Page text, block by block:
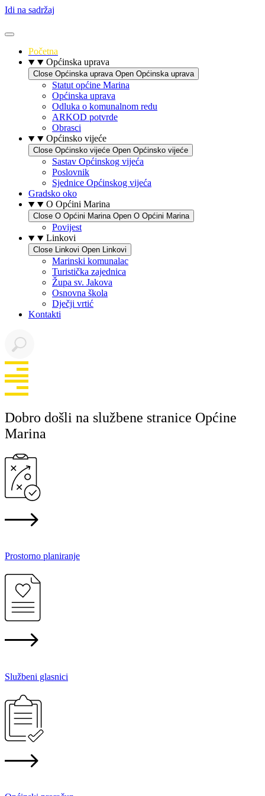
Idi na sadržaj
Početna
Općinska uprava
Close Općinska uprava Open Općinska uprava
Statut općine Marina
Općinska uprava
Odluka o komunalnom redu
ARKOD potvrde
Obrasci
Općinsko vijeće
Close Općinsko vijeće Open Općinsko vijeće
Sastav Općinskog vijeća
Poslovnik
Sjednice Općinskog vijeća
Gradsko oko
O Općini Marina
Close O Općini Marina Open O Općini Marina
Povijest
Linkovi
Close Linkovi Open Linkovi
Marinski komunalac
Turistička zajednica
Župa sv. Jakova
Osnovna škola
Dječji vrtić
Kontakti
Dobro došli na službene stranice Općine
Marina
Prostorno planiranje
Službeni glasnici